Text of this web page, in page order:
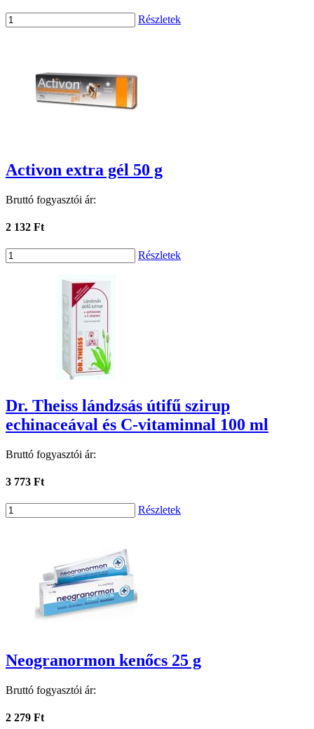
Részletek
Activon extra gél 50 g
Bruttó fogyasztói ár:
2 132 Ft
Részletek
Dr. Theiss lándzsás útifű szirup
echinaceával és C-vitaminnal 100 ml
Bruttó fogyasztói ár:
3 773 Ft
Részletek
Neogranormon kenőcs 25 g
Bruttó fogyasztói ár:
2 279 Ft